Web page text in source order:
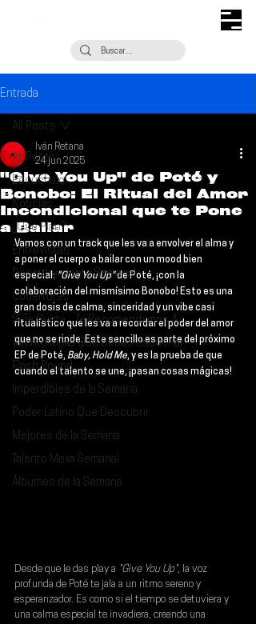
Entrada
All Posts
Escúchalo
Noticias
¿Qué Plan?
Entrevistas
Descubrimiento Semanal
Coberturas
Si Te Gusta... Te Recomendamos A...
Talento Mexa Que Debes Escuchar
Flash Round
Imperdibles de la Semana
Poder Latino Que Descubrir
Mejores de la Semana
Talento Mexa Semanal
Álbumes de la Semana
All Posts
"Give You Up" de Poté y
Bonobo: El Ritual del Amor
Incondicional que te Pone
a Bailar
Iván Retana
24 jun 2025
Vamos con un track que les va a envolver el alma y
a poner el cuerpo a bailar con un mood bien
especial: "Give You Up" de Poté, ¡con la
colaboración del mismísimo Bonobo! Esto es una
gran dosis de calma, sinceridad y un vibe casi
ritualístico que les va a recordar el poder del amor
que no se rinde. Este sencillo es parte del próximo
EP de Poté, Baby, Hold Me, y es la prueba de que
cuando el talento se une, ¡pasan cosas mágicas!
Desde que le das play a "Give You Up", la voz
profunda de Poté te jala a un ritmo sereno y
esperanzador. Es como si el tiempo se detuviera y
una calma especial te invadiera, creando una